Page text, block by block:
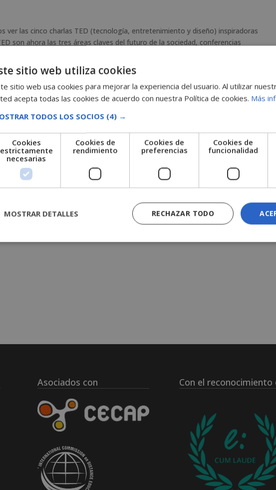
ver las cinco charlas TED (tecnología, entretenimiento y diseño) inspiradoras
son ahora las tres áreas claves del futuro de la sociedad, conferencias
Asociados con Con el reconocimiento
sitio web utiliza cookies
sitio web usa cookies para mejorar la experiencia del usuario. Al utilizar
acepta todas las cookies de acuerdo con nuestra Política de cookies. Más
TODOS LOS SOCIOS (4) →
Cookies
estrictamente
necesarias
Cookies de
rendimiento
Cookies de
preferencias
Cookies de
funcionalidad
RECHAZAR TODO
MOSTRAR DETALLES